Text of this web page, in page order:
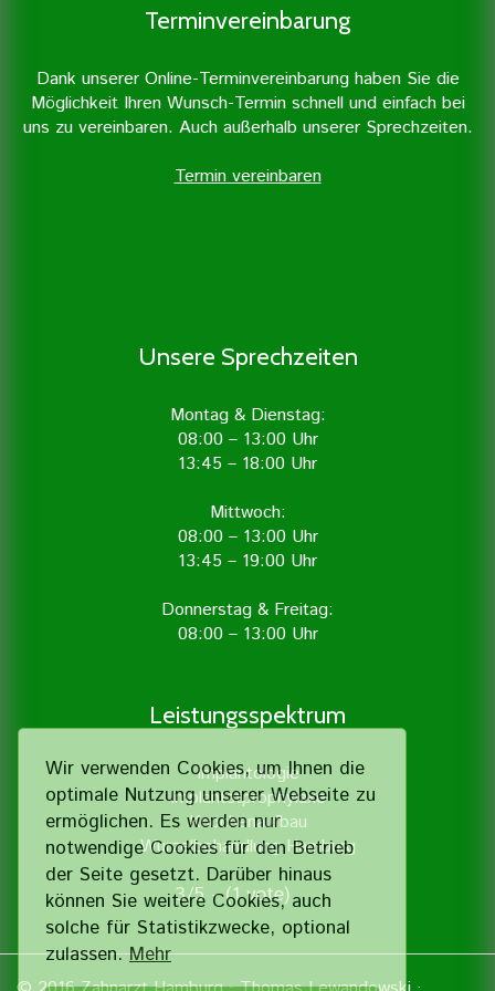
Wir verwenden Cookies, um Ihnen die
optimale Nutzung unserer Webseite zu
ermöglichen. Es werden nur
notwendige Cookies für den Betrieb
der Seite gesetzt. Darüber hinaus
können Sie weitere Cookies, auch
solche für Statistik­zwecke, optional
zulassen.Mehr
Terminvereinbarung
Dank unserer Online-Terminvereinbarung haben Sie die
Möglichkeit Ihren Wunsch-Termin schnell und einfach bei
uns zu vereinbaren. Auch außerhalb unserer Sprechzeiten.
Termin vereinbaren
Unsere Sprechzeiten
Montag & Dienstag:
08:00 – 13:00 Uhr
13:45 – 18:00 Uhr
Mittwoch:
08:00 – 13:00 Uhr
13:45 – 19:00 Uhr
Donnerstag & Freitag:
08:00 – 13:00 Uhr
Leistungsspektrum
Implantologie
Implantatprophylaxe
Knochenaufbau
Wurzelbehandlung Hamburg
3/5 - (1 vote)